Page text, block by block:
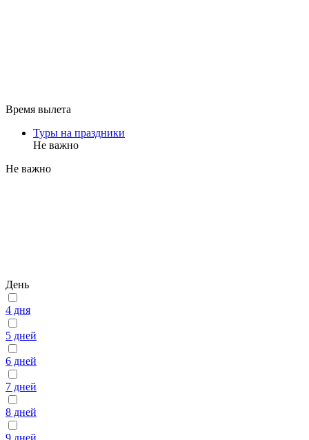
Время вылета
Туры на праздники
Не важно
Не важно
День
4 дня
5 дней
6 дней
7 дней
8 дней
9 дней